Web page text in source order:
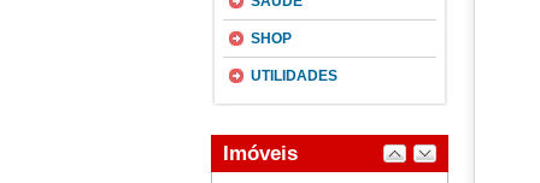
SHOP
UTILIDADES